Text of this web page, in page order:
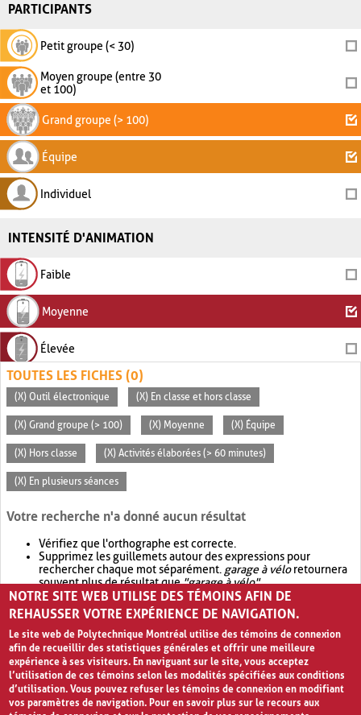
PARTICIPANTS
Petit groupe (< 30)
Moyen groupe (entre 30
et 100)
Grand groupe (> 100)
Équipe
Individuel
INTENSITÉ D'ANIMATION
Faible
Moyenne
Élevée
TOUTES LES FICHES (0)
(X) Outil électronique (X) En classe et hors classe
(X) Grand groupe (> 100) (X) Moyenne (X) Équipe
(X) Hors classe (X) Activités élaborées (> 60 minutes)
(X) En plusieurs séances
Votre recherche n'a donné aucun résultat
Vérifiez que l'orthographe est correcte.
Supprimez les guillemets autour des expressions pour
rechercher chaque mot séparément. garage à véloretournera
souvent plus de résultat que"garage à vélo".
Envisagez d'élargir votre recherche avec OR.garage OR vélo
retournera souvent plus de résultat quegarage à vélo
NOTRE SITE WEB UTILISE DES TÉMOINS AFIN DE
REHAUSSER VOTRE EXPÉRIENCE DE NAVIGATION.
Le site web de Polytechnique Montréal utilise des témoins de connexion
afin de recueillir des statistiques générales et offrir une meilleure
expérience à ses visiteurs. En naviguant sur le site, vous acceptez
l’utilisation de ces témoins selon les modalités spécifiées aux conditions
d’utilisation. Vous pouvez refuser les témoins de connexion en modifiant
vos paramètres de navigation. Pour en savoir plus sur le recours aux